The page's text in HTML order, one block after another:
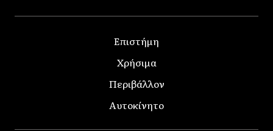
Επιστήμη
Χρήσιμα
Περιβάλλον
Αυτοκίνητο